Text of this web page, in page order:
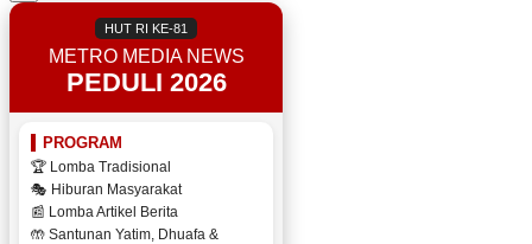
HUT RI KE-81
METRO MEDIA NEWS
PEDULI 2026
PROGRAM
🏆 Lomba Tradisional
🎭 Hiburan Masyarakat
📰 Lomba Artikel Berita
🤲 Santunan Yatim, Dhuafa &